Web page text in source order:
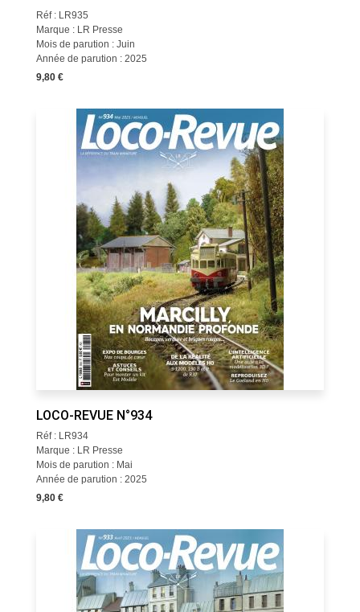
Réf : LR935
Marque : LR Presse
Mois de parution : Juin
Année de parution : 2025
9,80 €
LOCO-REVUE N°934
Réf : LR934
Marque : LR Presse
Mois de parution : Mai
Année de parution : 2025
9,80 €